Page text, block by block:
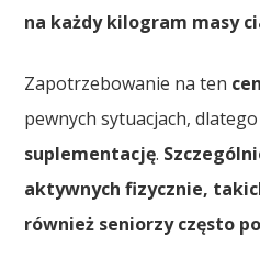
na każdy kilogram masy
Zapotrzebowanie na ten
pewnych sytuacjach,
suplementację.
aktywnych fizycznie,
również seniorzyczęsto